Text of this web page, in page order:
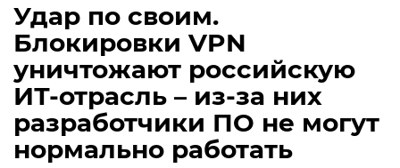
Удар по своим.
Блокировки VPN
уничтожают российскую
ИТ-отрасль – из-за них
разработчики ПО не могут
нормально работать